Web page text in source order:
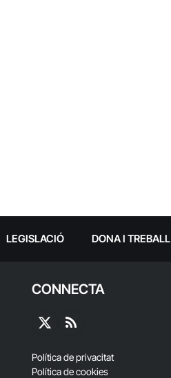
LEGISLACIÓ DONA I TREBALL
CONNECTA
X
RSS
Política de privacitat
Política de cookies